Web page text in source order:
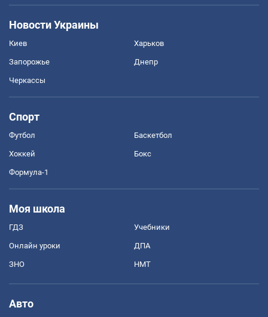
Новости Украины
Киев Харьков
Запорожье Днепр
Черкассы
Спорт
Футбол Баскетбол
Хоккей Бокс
Формула-1
Моя школа
ГДЗ Учебники
Онлайн уроки ДПА
ЗНО НМТ
Авто